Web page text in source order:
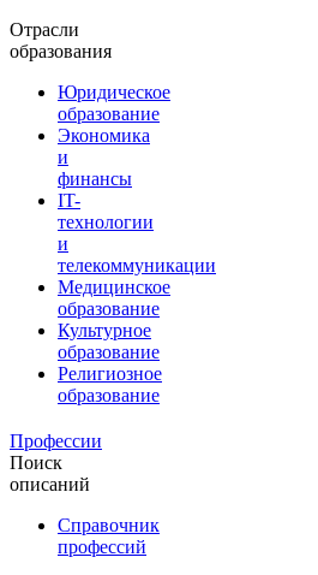
Отрасли
образования
Юридическое
образование
Экономика
и
финансы
IT-
технологии
и
телекоммуникации
Медицинское
образование
Культурное
образование
Религиозное
образование
Профессии
Поиск
описаний
Справочник
профессий